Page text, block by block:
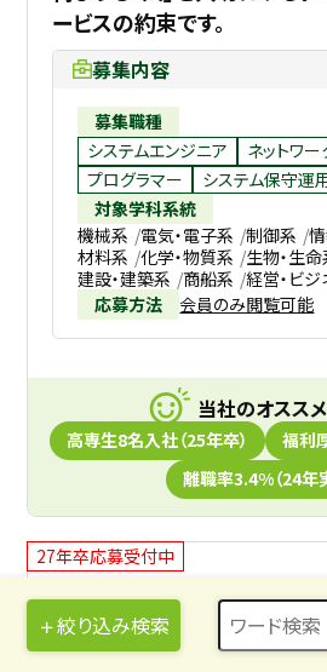
ービスの約束です。
募集内容
募集職種
システムエンジニア
ネットワ
プログラマー
システム保守運
対象学科系統
機械系 電気・電子系 制御系
材料系 化学・物質系 生物・生命
建設・建築系 商船系 経営・ビ
応募方法
会員のみ閲覧可能
当社のオスス
高専生8名入社（25年卒）
福利
離職率3.4%（24年
27年卒応募受付中
MJC
絞り込み検索